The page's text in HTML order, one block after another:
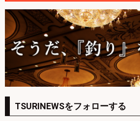
TSURINEWSをフォローする